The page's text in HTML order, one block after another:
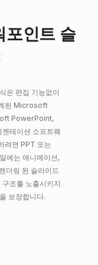
포인트 슬
은 편집 기능없이
된 Microsoft
PowerPoint,
테이션 소프트웨
려면 PPT 또는
에는 애니메이션,
더링 된 슬라이드
조를 노출시키지
보장합니다.